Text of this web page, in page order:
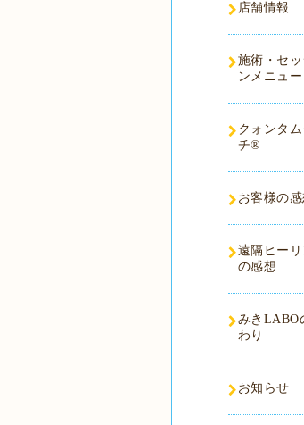
店舗情報
施術・セッ
ンメニュー
クォンタム
チ®️
お客様の感
遠隔ヒー
の感想
みきLABO
わり
お知らせ